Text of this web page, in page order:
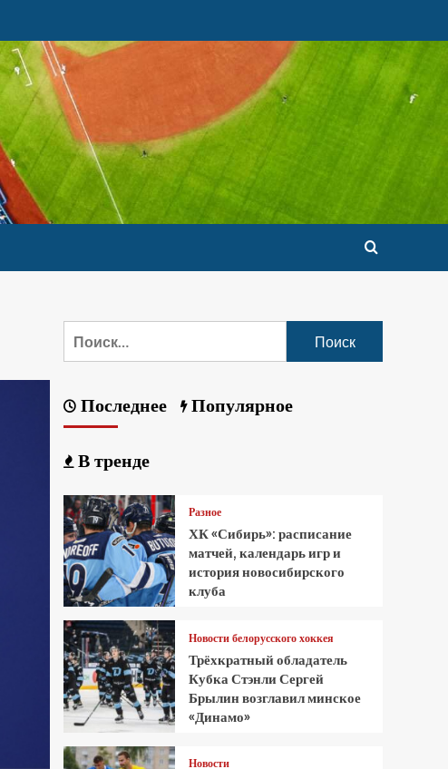
Последнее Популярное
В тренде
Разное
ХК «Сибирь»: расписание
матчей, календарь игр и
история новосибирского
клуба
Новости белорусского хоккея
Трёхкратный обладатель
Кубка Стэнли Сергей
Брылин возглавил минское
«Динамо»
Новости